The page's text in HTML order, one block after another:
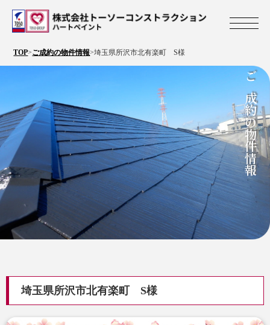
株式会社トー
TOP>ご成約の物件情報>埼玉県所沢市北有楽町 S様
ご成約の物件情報
埼玉県所沢市北有楽町 S様